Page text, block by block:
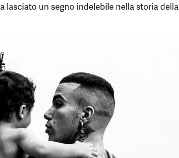
lasciato un segno indelebile nella storia della